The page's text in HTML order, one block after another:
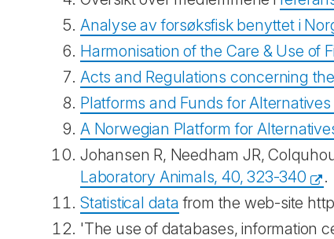
Analyse av forsøksfisk benyttet i
Harmonisation of the Care & Use of
Acts and Regulations concerning
Platforms and Funds for
A Norwegian Platform for
Johansen R, Needham JR,
Laboratory Animals, 40, 323-340
.
Statistical data from the web-site
'The use of databases, information